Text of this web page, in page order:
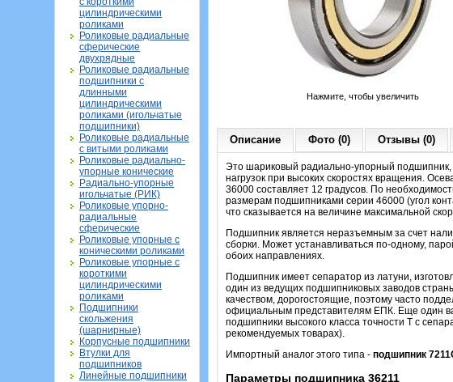
цилиндрическими
роликами
Роликовые радиальные
сферические
двухрядные
Роликовые радиальные
подшипники с
длинными
цилиндрическими
роликами (игольчатые
подшипники)
Роликовые радиальные
с витыми роликами
Роликовые радиально-
упорные конические
Радиально-упорные
игольчатые (РИК)
Роликовые упорно-
радиальные
сферические
Роликовые упорные с
коническими роликами
Роликовые упорные с
короткими
цилиндрическими
роликами
Подшипники
скольжения
(шарнирные)
Корпусные подшипники
Втулки для
подшипников
Линейные подшипники
Нажмите, чтобы увеличить
Описание Фото (0) Отзывы (0)
Это шариковый радиально-упорный
нагрузок при высоких скоростях вращения.
36000 составляет 12 градусов. По
размерам подшипниками серии 46000 (угол
что сказывается на величине максимальной
Подшипник является неразъемным за счет
сборки. Может устанавливаться по-одному,
обоих направлениях.
Подшипник имеет сепаратор из латуни,
один из ведущих подшипниковых заводов
качеством, дорогостоящие, поэтому часто
официальным представителям ЕПК. Еще один
подшипники высокого класса точности Т с
рекомендуемых товарах).
Импортный аналог этого типа - подшипник
Параметры подшипника 36211